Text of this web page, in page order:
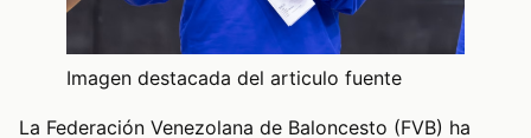
Imagen destacada del articulo fuente
La Federación Venezolana de Baloncesto (FVB) ha